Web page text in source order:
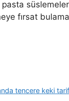
fırsat
tencere keki